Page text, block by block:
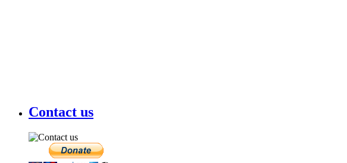
Contact us